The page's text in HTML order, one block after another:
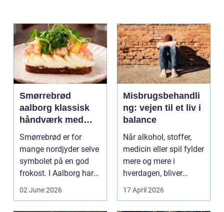
Smørrebrød
aalborg klassisk
håndværk med
moderne twist
Smørrebrød er for
mange nordjyder selve
symbolet på en god
frokost. I Aalborg har
den klassiske spis...
02 June 2026
Misbrugsbehandli
ng: vejen til et liv i
balance
Når alkohol, stoffer,
medicin eller spil fylder
mere og mere i
hverdagen, bliver
grænsen...
17 April 2026